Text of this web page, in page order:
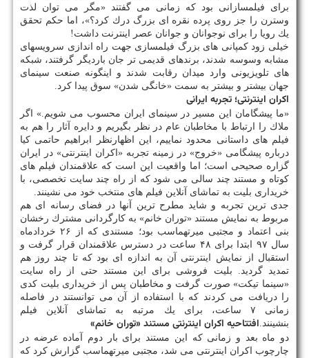
برای فیلمسازانی بود كه زمانی می گفتند «مگر می توان لذت
وسترن را جز روی پرده نقره ای بزرگ درك كرد؟»، اما حكم تحقق
یك رویا را برای نوجوانان و جوانان عصر اینترنت داشت!
خیلی زود كمپانی های بزرگ فیلمسازی جهت راه اندازی سرویسهای
مشابه وسوسه شدند، برندهای قدیمی تر جان باردیگر گرفتند، شبكه
های تلویزیونی وارد میدان رقابت شدند و اینگونه صنعت سینمای
جهان بیشتر و بیشتر به سمت «خانگی شدن» سوق پیدا كرد.
اكران اینترنتی؛ تجربه ایرانی
«ما پیشگامان این مسیر در سینمای ایران محسوب می شویم.» اگر
ملاك را ارتباط با مخاطبان عام در نظر بگیریم و دایره آثار را هم به
فیلم های داستانی محدود نماییم، این اظهارنظر ابراهیم حاتمی كیا
درباره پیشگامی «خروج» در زمینه تجربه «اكران اینترنتی» در ایران
گزاره صحیحی است؛ اما واقعیت این است كه علاقمندان فیلم های
كوتاه و مستند چند سالی می شود كه از راه چند سایت تخصصی، با
خریداری بلیت به تماشای آنلاین فیلم های منتخب خود می نشینند.
جدی ترین تجربه و شاید مطرح ترین آنها در فضای رسانه ای هم
مربوط به نمایش مستند «توران خانم» به كارگردانی مشترك رخشان
بنی اعتماد و مجتبی میرتهماسب بود؛ مستندی كه از ۲۶ خردادماه
سال ۹۷ ابتدا برای ۴۸ ساعت در دسترس علاقمندان قرار گرفت و
استقبال از نمایش اینترنتی آن به اندازه ای بود كه تا چند روز هم
تمدید گردید. بلیت فروشی برای این مستند حتی از راه سایت
«سینما تیكت» صورت گرفت و مخاطبان پس از خریداری بلیت كدی
را دریافت می كردند كه با استفاده از آن می توانستند در فاصله
زمانی ۷ ساعت، برای یك مرتبه به تماشای آنلاین فیلم
بنشینند.افتتاحیه اكران اینترنتی مستند «توران خانم»
دو ماه بعد و زمانی كه این مستند برای بار دوم آماده عرضه در
چارچوب اكران اینترنتی می شد، مجتبی میرتهماسب گزارش كرد كه